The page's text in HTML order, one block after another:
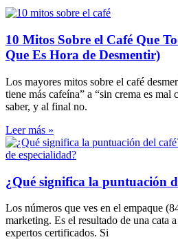
10 Mitos Sobre el Café Que
Que Es Hora de Desmentir)
Los mayores mitos sobre el café
tiene más cafeína” a “sin crema es mal
saber, y al final no.
Leer más »
¿Qué significa la puntuación
Los números que ves en el empaque
marketing. Es el resultado de una cata
expertos certificados. Si